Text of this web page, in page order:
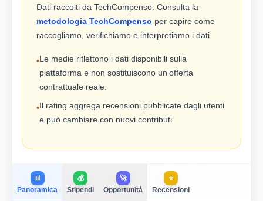
Dati raccolti da TechCompenso. Consulta la
metodologia TechCompenso per capire come
raccogliamo, verifichiamo e interpretiamo i dati.
•Le medie riflettono i dati disponibili sulla
piattaforma e non sostituiscono un’offerta
contrattuale reale.
•Il rating aggrega recensioni pubblicate dagli utenti
e può cambiare con nuovi contributi.
📊
Panoramica
💰
Stipendi
🚀
Opportunità
⭐
Recensioni